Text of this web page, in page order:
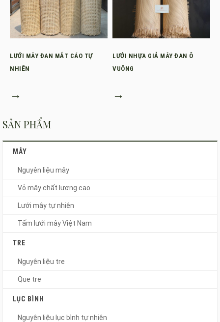
LƯỚI MÂY ĐAN MẮT CÁO TỰ
NHIÊN
→
LƯỚI NHỰA GIẢ MÂY ĐAN Ô
VUÔNG
→
SẢN PHẨM
MÂY
Nguyên liệu mây
Vỏ mây chất lượng cao
Lưới mây tự nhiên
Tấm lưới mây Việt Nam
TRE
Nguyên liệu tre
Que tre
LỤC BÌNH
Nguyên liệu lục bình tự nhiên